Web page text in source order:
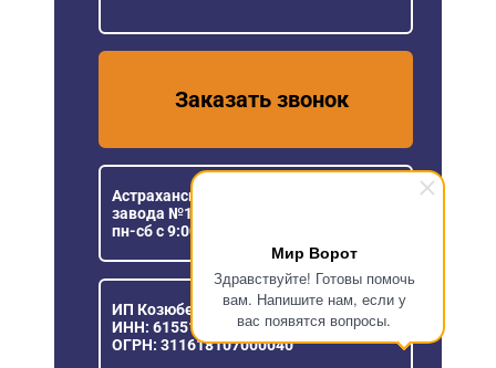
Мир Ворот
Здравствуйте! Готовы помочь
вам. Напишите нам, если у
вас появятся вопросы.
Заказать звонок
Астраханская область, пос. Кирпичного
завода №1, ул. Новая, 5
пн-сб с 9:00 до 18:00
ИП Козюберда Денис Александрович
ИНН: 615516030057
ОГРН: 311618107000040